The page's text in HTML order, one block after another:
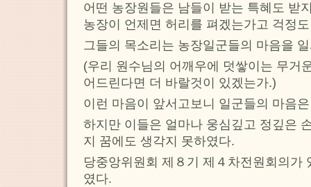
어떤 농장원들은 남들이 받는 특혜도 받
농장이 언제면 허리를 펴겠는가고 걱정
그들의 목소리는 농장일군들의 마음을
(우리 원수님의 어깨우에 덧쌓이는 무거
어드린다면 더 바랄것이 있겠는가.)
이런 마음이 앞서고보니 일군들의 마음
하지만 이들은 얼마나 웅심깊고 정깊은
지 꿈에도 생각지 못하였다.
당중앙위원회 제８기 제４차전원회의가
였다.